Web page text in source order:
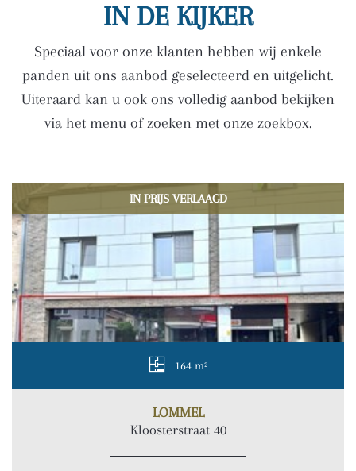
IN DE KIJKER
Speciaal voor onze klanten hebben wij enkele
panden uit ons aanbod geselecteerd en uitgelicht.
Uiteraard kan u ook ons volledig aanbod bekijken
via het menu of zoeken met onze zoekbox.
IN OPTIE
220 m²
LOMMEL
Kapittelhof 4